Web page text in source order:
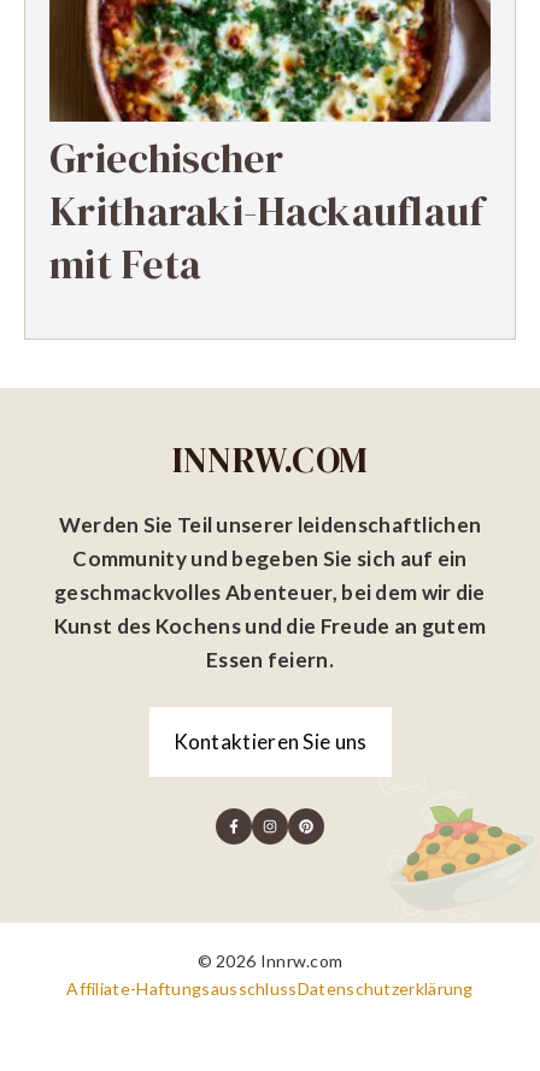
Griechischer
Kritharaki-Hackauflauf
mit Feta
INNRW.COM
Werden Sie Teil unserer leidenschaftlichen
Community und begeben Sie sich auf ein
geschmackvolles Abenteuer, bei dem wir die
Kunst des Kochens und die Freude an gutem
Essen feiern.
Kontaktieren Sie uns
© 2026 Innrw.com
Affiliate-HaftungsausschlussDatenschutzerklärung